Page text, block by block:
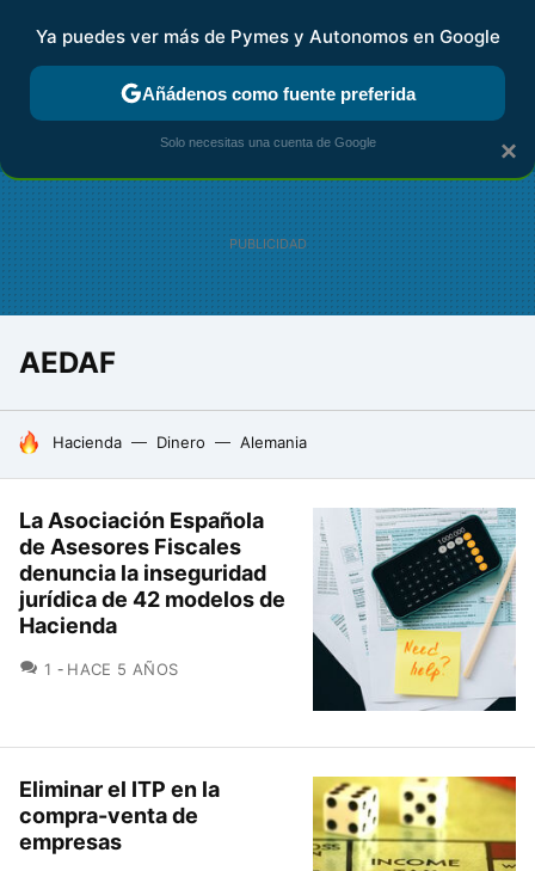
FISCALIDAD Y CONTABILIDAD KIT DIGITAL RENTA
AEDAF
HOY SE HABLA DE
Hacienda Dinero Alemania
La Asociación Española
de Asesores Fiscales
denuncia la inseguridad
jurídica de 42 modelos de
Hacienda
1 COMENTARIOS
HACE 5 AÑOS
Eliminar el ITP en la
compra-venta de
empresas
×
Ya puedes ver más de Pymes y Autonomos en Google
Añádenos como fuente preferida
Solo necesitas una cuenta de Google